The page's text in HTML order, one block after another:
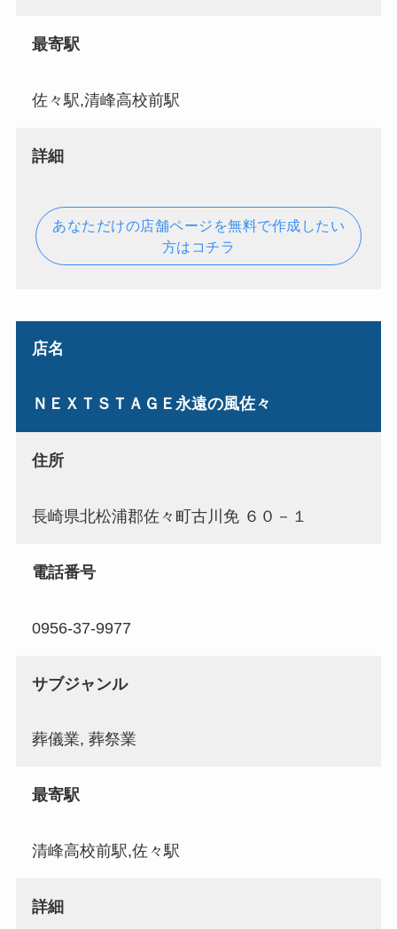
最寄駅
佐々駅,清峰高校前駅
詳細
あなただけの店舗ページを無料で作成したい
方はコチラ
店名
ＮＥＸＴＳＴＡＧＥ永遠の風佐々
住所
長崎県北松浦郡佐々町古川免 ６０－１
電話番号
0956-37-9977
サブジャンル
葬儀業, 葬祭業
最寄駅
清峰高校前駅,佐々駅
詳細